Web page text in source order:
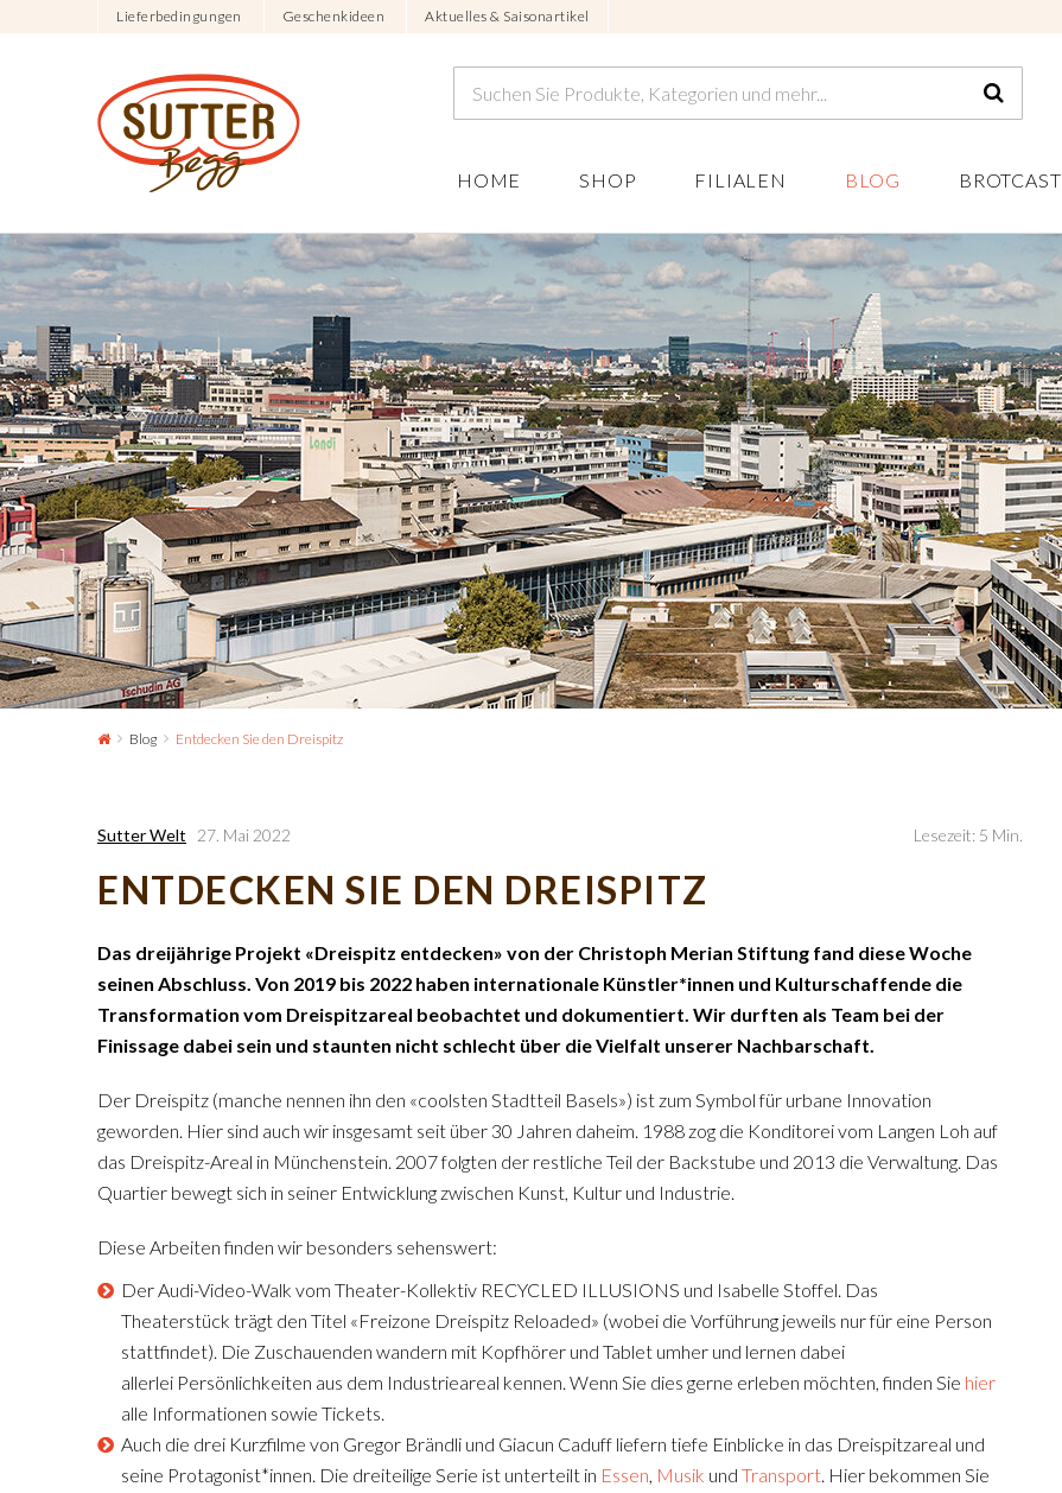
Lieferbedingungen Geschenkideen Aktuelles & Saisonartikel
HOME SHOP FILIALEN BLOG BROTCAST
Blog Entdecken Sie den Dreispitz
Sutter Welt 27. Mai 2022 Lesezeit: 5 Min.
ENTDECKEN SIE DEN DREISPITZ
Das dreijährige Projekt «Dreispitz entdecken» von der Christoph Merian Stiftung fand diese Woche
seinen Abschluss. Von 2019 bis 2022 haben internationale Künstler*innen und Kulturschaffende die
Transformation vom Dreispitzareal beobachtet und dokumentiert. Wir durften als Team bei der
Finissage dabei sein und staunten nicht schlecht über die Vielfalt unserer Nachbarschaft.
Der Dreispitz (manche nennen ihn den «coolsten Stadtteil Basels») ist zum Symbol für urbane Innovation
geworden. Hier sind auch wir insgesamt seit über 30 Jahren daheim. 1988 zog die Konditorei vom Langen Loh auf
das Dreispitz-Areal in Münchenstein. 2007 folgten der restliche Teil der Backstube und 2013 die Verwaltung. Das
Quartier bewegt sich in seiner Entwicklung zwischen Kunst, Kultur und Industrie.
Diese Arbeiten finden wir besonders sehenswert:
Der Audi-Video-Walk vom Theater-Kollektiv RECYCLED ILLUSIONS und Isabelle Stoffel. Das
Theaterstück trägt den Titel «Freizone Dreispitz Reloaded» (wobei die Vorführung jeweils nur für eine Person
stattfindet). Die Zuschauenden wandern mit Kopfhörer und Tablet umher und lernen dabei
allerlei Persönlichkeiten aus dem Industrieareal kennen. Wenn Sie dies gerne erleben möchten, finden Sie hier
alle Informationen sowie Tickets.
Auch die drei Kurzfilme von Gregor Brändli und Giacun Caduff liefern tiefe Einblicke in das Dreispitzareal und
seine Protagonist*innen. Die dreiteilige Serie ist unterteilt in Essen, Musik und Transport. Hier bekommen Sie